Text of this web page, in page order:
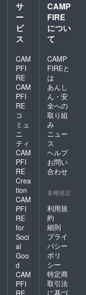
サ
ー
ビ
ス
CAM
PFI
RE
CAM
PFI
RE
コ
ミュ
ニ
ティ
CAM
PFI
RE
Crea
tion
CAM
PFI
RE
for
Soci
al
Goo
d
CAM
PFI
CAMP
FIRE
につい
て
CAMP
FIREと
は
あんし
ん・安
全への
取り組
み
ニュー
ス
ヘルプ
お問い
合わせ
各種規定
利用規
約
細則
プライ
バシー
ポリ
シー
特定商
取引法
に基づ